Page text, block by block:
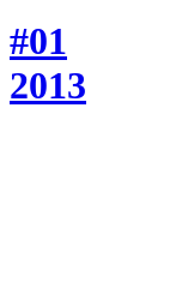
#01
2013